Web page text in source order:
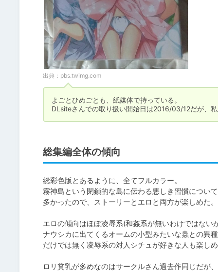
出典： pbs.twimg.com
よごとひめごとも、紙媒体で持っている。
DLsiteさんでの取り扱い開始日は2016/03/12だが、
総集編全体の傾向
総彩色版とあるように、全てフルカラー。
霧神島という閉鎖的な島に伝わる悪しき習慣につい
多かったので、ストーリーとエロと両方が楽しめた。
エロの傾向はほぼ凌辱系(和姦系が無いわけではない
ナウシカに出てくるオームの小型みたいな蟲との異
だけでは無く凌辱系の対人シチュが好きな人も楽しめ
ロリ貧乳が多めなのはサークルさん過去作同じだが